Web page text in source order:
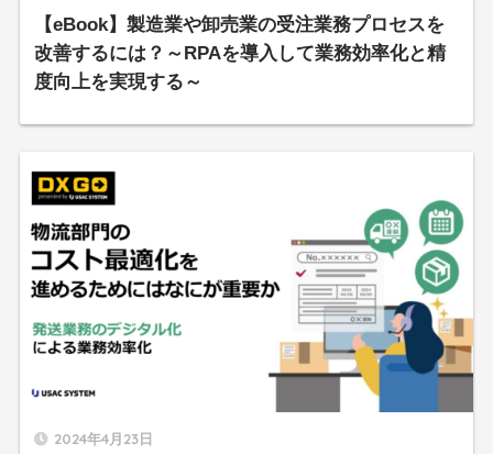
【eBook】製造業や卸売業の受注業務プロセスを
改善するには？～RPAを導入して業務効率化と精
度向上を実現する～
2024年4月23日